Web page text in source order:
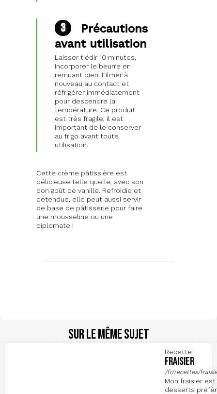
Précautions
avant utilisation
Laisser tiédir 10 minutes,
incorporer le beurre en
remuant bien. Filmer à
nouveau au contact et
réfrigérer immédiatement
pour descendre la
température. Ce produit
est très fragile, il est
important de le conserver
au frigo avant toute
utilisation.
Cette crème pâtissière est
délicieuse telle quelle, avec son
bon goût de vanille. Refroidie et
détendue, elle peut aussi servir
de base de pâtisserie pour faire
une mousseline ou une
diplomate !
Sur le même sujet
Recette
Fraisier
/fr/recettes/
Mon fraisier
desserts